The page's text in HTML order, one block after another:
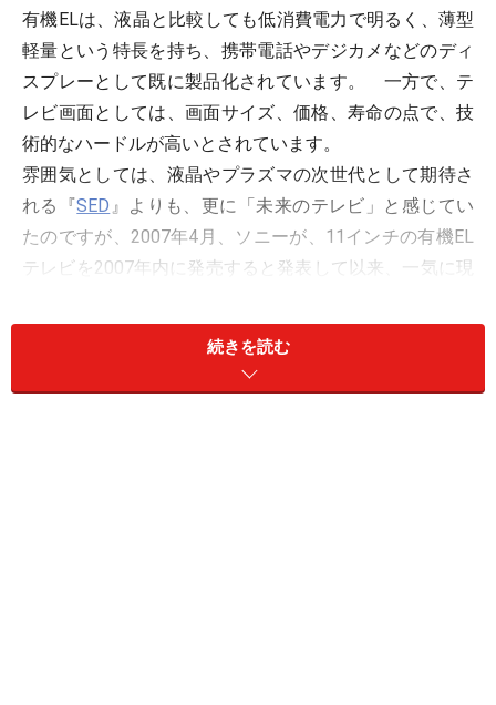
有機ELは、液晶と比較しても低消費電力で明るく、薄型
軽量という特長を持ち、携帯電話やデジカメなどのディ
スプレーとして既に製品化されています。 一方で、テ
レビ画面としては、画面サイズ、価格、寿命の点で、技
術的なハードルが高いとされています。
雰囲気としては、液晶やプラズマの次世代として期待さ
れる『SED 』よりも、更に「未来のテレビ」と感じてい
たのですが、2007年4月、ソニーが、11インチの有機EL
テレビを2007年内に発売すると発表して以来、一気に現
今回は、その気になる「有機EL」の仕組みや特長を紹介
し、さらに価格動向や買い時を予想します！
続きを読む